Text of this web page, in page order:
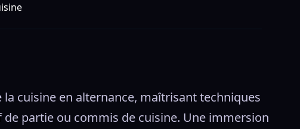
la cuisine en alternance, maîtrisant techniques
partie ou commis de cuisine. Une immersion